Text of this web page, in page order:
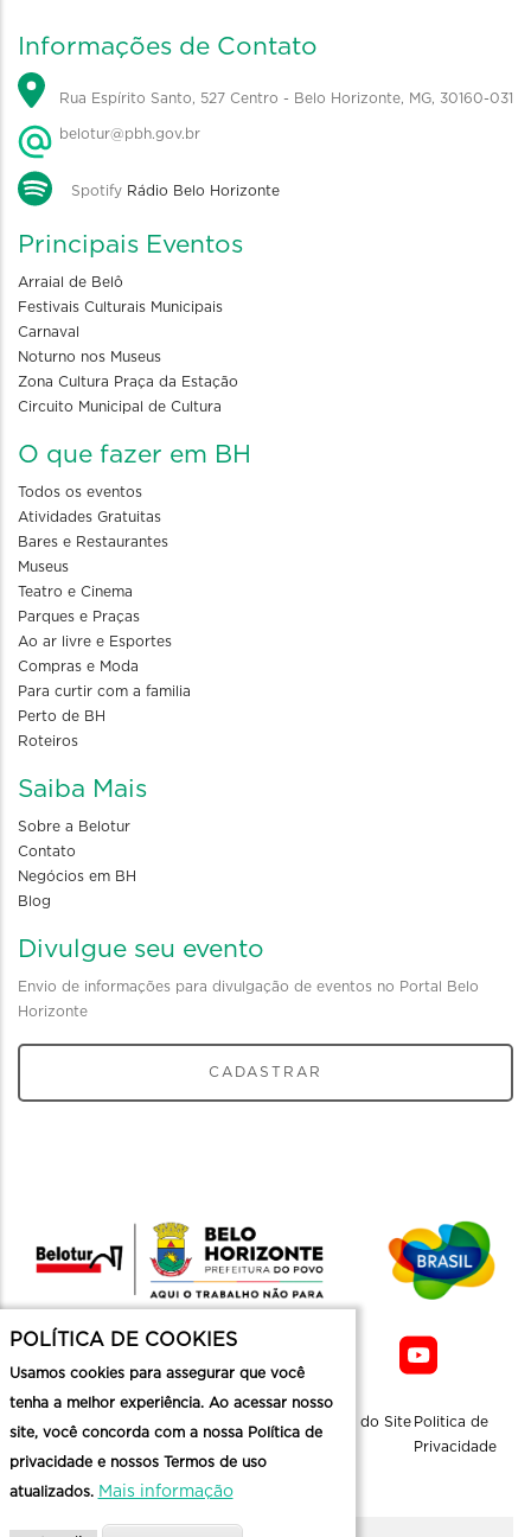
Informações de Contato
Rua Espírito Santo, 527 Centro - Belo Horizonte, MG, 30160-031
belotur@pbh.gov.br
Spotify Rádio Belo Horizonte
Principais Eventos
Arraial de Belô
Festivais Culturais Municipais
Carnaval
Noturno nos Museus
Zona Cultura Praça da Estação
Circuito Municipal de Cultura
O que fazer em BH
Todos os eventos
Atividades Gratuitas
Bares e Restaurantes
Museus
Teatro e Cinema
Parques e Praças
Ao ar livre e Esportes
Compras e Moda
Para curtir com a familia
Perto de BH
Roteiros
Saiba Mais
Sobre a Belotur
Contato
Negócios em BH
Blog
Divulgue seu evento
Envio de informações para divulgação de eventos no Portal Belo
Horizonte
CADASTRAR
Mapa do Site Politica de
Privacidade
POLÍTICA DE COOKIES
Usamos cookies para assegurar que você
tenha a melhor experiência. Ao acessar nosso
site, você concorda com a nossa Política de
privacidade e nossos Termos de uso
atualizados. Mais informação